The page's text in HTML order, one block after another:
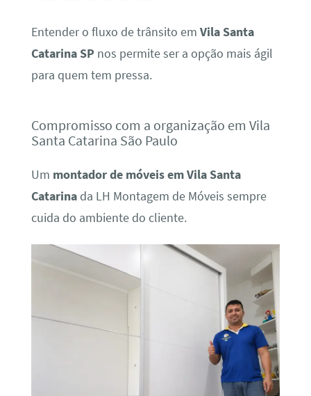
Entender o fluxo de trânsito em Vila Santa
Catarina SP nos permite ser a opção mais ágil
para quem tem pressa.
Compromisso com a organização em Vila
Santa Catarina São Paulo
Um montador de móveis em Vila Santa
Catarinada LH Montagem de Móveis sempre
cuida do ambiente do cliente.